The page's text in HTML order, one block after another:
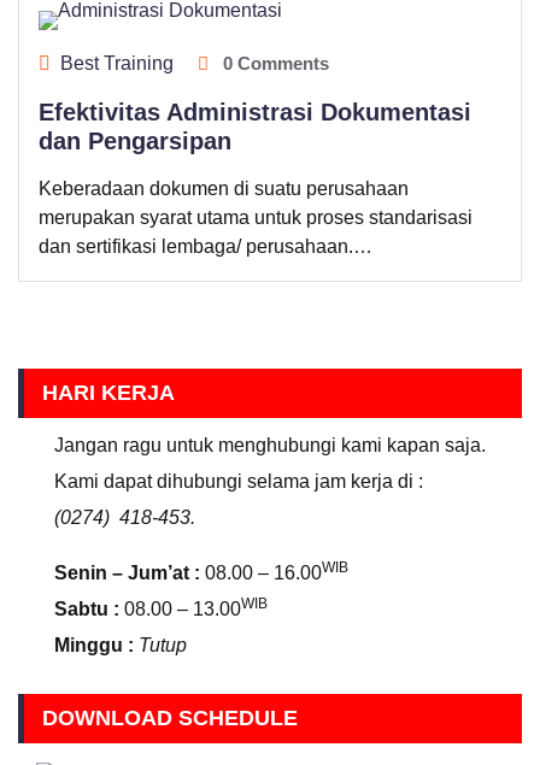
Best Training 0 Comments
Efektivitas Administrasi Dokumentasi
dan Pengarsipan
Keberadaan dokumen di suatu perusahaan
merupakan syarat utama untuk proses standarisasi
dan sertifikasi lembaga/ perusahaan.…
HARI KERJA
Jangan ragu untuk menghubungi kami kapan saja.
Kami dapat dihubungi selama jam kerja di :
(0274) 418-453.
Senin – Jum’at : 08.00 – 16.00WIB
Sabtu : 08.00 – 13.00WIB
Minggu : Tutup
DOWNLOAD SCHEDULE